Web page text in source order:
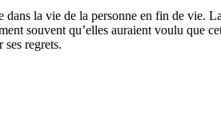
la vie de la personne en fin de vie.
souvent qu’elles auraient voulu que
ses regrets.